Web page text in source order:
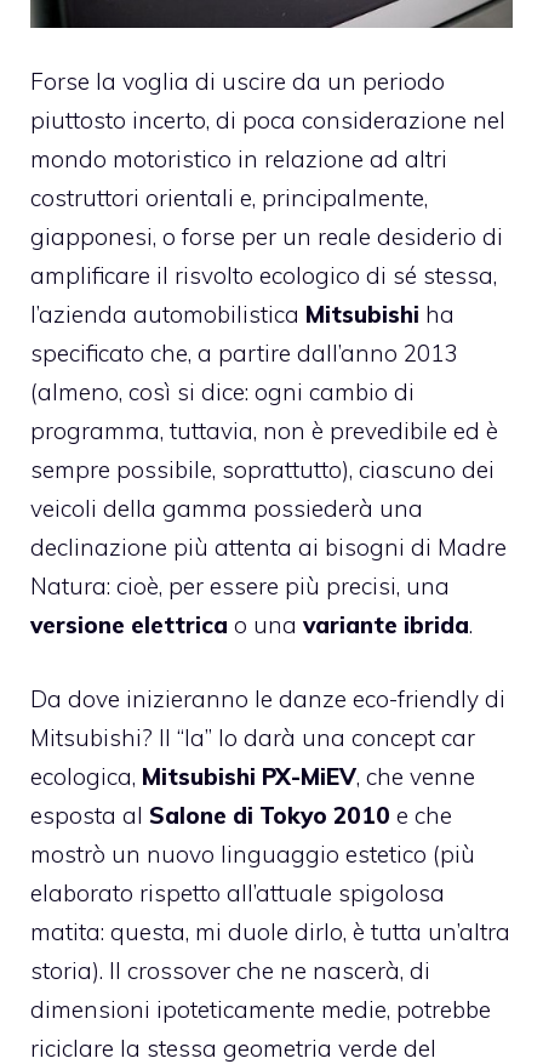
Forse la voglia di uscire da un periodo
piuttosto incerto, di poca considerazione nel
mondo motoristico in relazione ad altri
costruttori orientali e, principalmente,
giapponesi, o forse per un reale desiderio di
amplificare il risvolto ecologico di sé stessa,
l’azienda automobilistica Mitsubishi ha
specificato che, a partire dall’anno 2013
(almeno, così si dice: ogni cambio di
programma, tuttavia, non è prevedibile ed è
sempre possibile, soprattutto), ciascuno dei
veicoli della gamma possiederà una
declinazione più attenta ai bisogni di Madre
Natura: cioè, per essere più precisi, una
versione elettrica o una variante ibrida.
Da dove inizieranno le danze eco-friendly di
Mitsubishi? Il “la” lo darà una concept car
ecologica, Mitsubishi PX-MiEV, che venne
esposta al Salone di Tokyo 2010 e che
mostrò un nuovo linguaggio estetico (più
elaborato rispetto all’attuale spigolosa
matita: questa, mi duole dirlo, è tutta un’altra
storia). Il crossover che ne nascerà, di
dimensioni ipoteticamente medie, potrebbe
riciclare la stessa geometria verde del